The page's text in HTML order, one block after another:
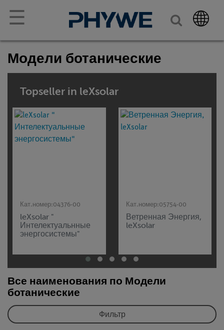
☰
Модели ботанические
Topseller in leXsolar
Кат.номер:04376-00
leXsolar "
Интелектуальнные
энергосистемы"
Кат.номер:05754-00
Ветренная Энергия,
leXsolar
Все наименования по Модели
ботанические
Фильтр